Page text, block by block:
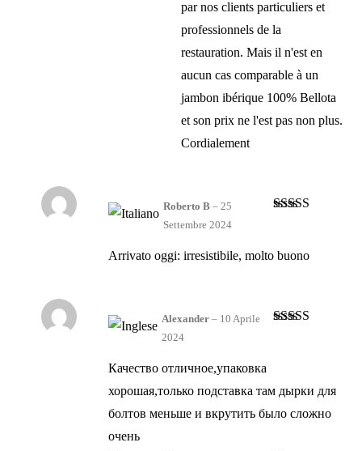
par nos clients particuliers et
professionnels de la
restauration. Mais il n'est en
aucun cas comparable à un
jambon ibérique 100% Bellota
et son prix ne l'est pas non plus.
Cordialement
Roberto B – 25
Settembre 2024
Arrivato oggi: irresistibile, molto buono
Alexander – 10 Aprile
2024
Качество отличное,упаковка
хорошая,только подставка там дырки для
болтов меньше и вкрутить было сложно
очень